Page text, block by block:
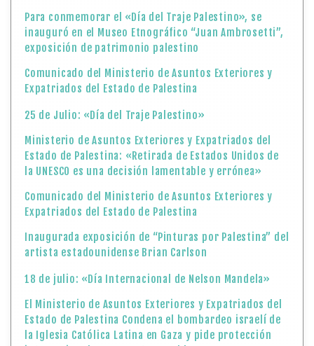
Para conmemorar el «Día del Traje Palestino», se
inauguró en el Museo Etnográfico “Juan Ambrosetti”,
exposición de patrimonio palestino
Comunicado del Ministerio de Asuntos Exteriores y
Expatriados del Estado de Palestina
25 de Julio: «Día del Traje Palestino»
Ministerio de Asuntos Exteriores y Expatriados del
Estado de Palestina: «Retirada de Estados Unidos de
la UNESCO es una decisión lamentable y errónea»
Comunicado del Ministerio de Asuntos Exteriores y
Expatriados del Estado de Palestina
Inaugurada exposición de “Pinturas por Palestina” del
artista estadounidense Brian Carlson
18 de julio: «Día Internacional de Nelson Mandela»
El Ministerio de Asuntos Exteriores y Expatriados del
Estado de Palestina Condena el bombardeo israelí de
la Iglesia Católica Latina en Gaza y pide protección